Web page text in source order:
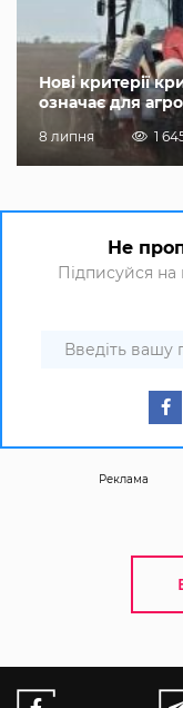
Нові критерії
означає для
8 липня 1
Не
Підписуйся на
Реклама